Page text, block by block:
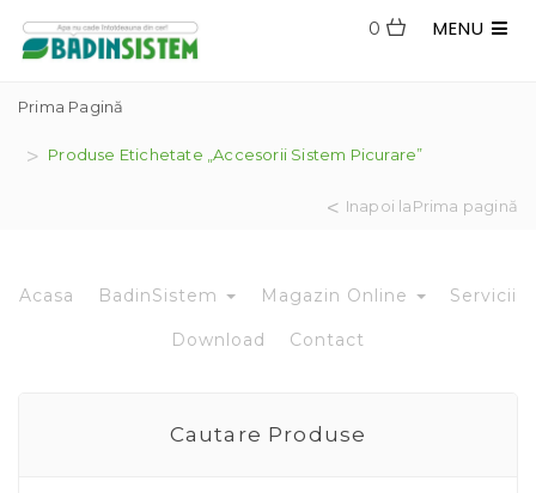
MENU
0
Prima Pagină
Produse Etichetate „accesorii Sistem Picurare”
Inapoi laPrima pagină
Acasa BadinSistem Magazin Online Servicii
Download Contact
Cautare Produse